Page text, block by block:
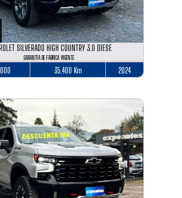
SILVERADO HIGH COUNTRY 3.0 DIESE
GARANTÍA DE FÁBRICA VIGENTE
35.400 Km 2024